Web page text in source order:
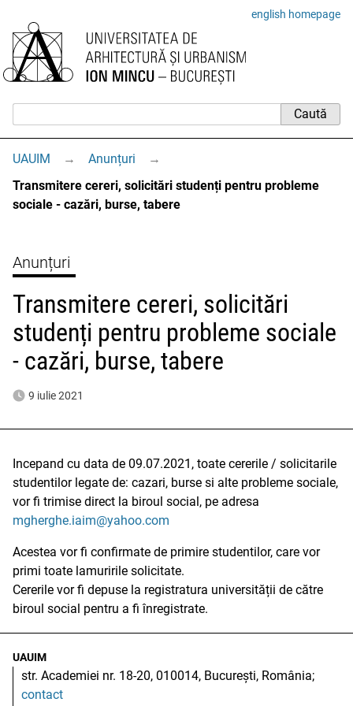
english homepage
UAUIM → Anunțuri
→
Transmitere cereri, solicitări studenți pentru probleme
sociale - cazări, burse, tabere
Anunțuri
Transmitere cereri, solicitări
studenți pentru probleme sociale
- cazări, burse, tabere
9 iulie 2021
Incepand cu data de 09.07.2021, toate cererile / solicitarile
studentilor legate de: cazari, burse si alte probleme sociale,
vor fi trimise direct la biroul social, pe adresa
mgherghe.iaim@yahoo.com
Acestea vor fi confirmate de primire studentilor, care vor
primi toate lamuririle solicitate.
Cererile vor fi depuse la registratura universității de către
biroul social pentru a fi înregistrate.
UAUIM
str. Academiei nr. 18-20, 010014, București, România;
contact